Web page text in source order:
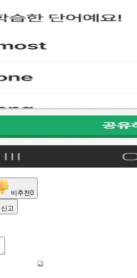
비추천0
신고